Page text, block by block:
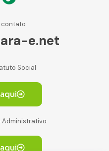
contato
e.net
Social
Administrativo